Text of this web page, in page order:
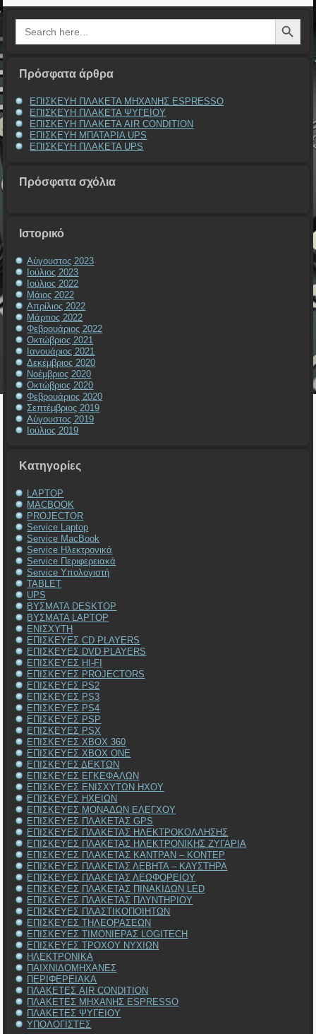
Search
for:
Search Button
Πρόσφατα άρθρα
ΕΠΙΣΚΕΥΗ ΠΛΑΚΕΤΑ ΜΗΧΑΝΗΣ ESPRESSO
ΕΠΙΣΚΕΥΗ ΠΛΑΚΕΤΑ ΨΥΓΕΙΟΥ
ΕΠΙΣΚΕΥΗ ΠΛΑΚΕΤΑ AIR CONDITION
ΕΠΙΣΚΕΥΗ ΜΠΑΤΑΡΙΑ UPS
ΕΠΙΣΚΕΥΗ ΠΛΑΚΕΤΑ UPS
Πρόσφατα σχόλια
Ιστορικό
Αύγουστος 2023
Ιούλιος 2023
Ιούλιος 2022
Μάιος 2022
Απρίλιος 2022
Μάρτιος 2022
Φεβρουάριος 2022
Οκτώβριος 2021
Ιανουάριος 2021
Δεκέμβριος 2020
Νοέμβριος 2020
Οκτώβριος 2020
Φεβρουάριος 2020
Σεπτέμβριος 2019
Αύγουστος 2019
Ιούλιος 2019
Kατηγορίες
LAPTOP
MACBOOK
PROJECTOR
Service Laptop
Service MacBook
Service Ηλεκτρονικά
Service Περιφερειακά
Service Υπολογιστή
TABLET
UPS
ΒΥΣΜΑΤΑ DESKTOP
ΒΥΣΜΑΤΑ LAPTOP
ΕΝΙΣΧΥΤΗ
ΕΠΙΣΚΕΥΕΣ CD PLAYERS
ΕΠΙΣΚΕΥΕΣ DVD PLAYERS
ΕΠΙΣΚΕΥΕΣ HI-FI
ΕΠΙΣΚΕΥΕΣ PROJECTORS
ΕΠΙΣΚΕΥΕΣ PS2
ΕΠΙΣΚΕΥΕΣ PS3
ΕΠΙΣΚΕΥΕΣ PS4
ΕΠΙΣΚΕΥΕΣ PSP
ΕΠΙΣΚΕΥΕΣ PSX
ΕΠΙΣΚΕΥΕΣ XBOX 360
ΕΠΙΣΚΕΥΕΣ XBOX ONE
ΕΠΙΣΚΕΥΕΣ ΔΕΚΤΩΝ
ΕΠΙΣΚΕΥΕΣ ΕΓΚΕΦΑΛΩΝ
ΕΠΙΣΚΕΥΕΣ ΕΝΙΣΧΥΤΩΝ ΗΧΟΥ
ΕΠΙΣΚΕΥΕΣ ΗΧΕΙΩΝ
ΕΠΙΣΚΕΥΕΣ ΜΟΝΑΔΩΝ ΕΛΕΓΧΟΥ
ΕΠΙΣΚΕΥΕΣ ΠΛΑΚΕΤΑΣ GPS
ΕΠΙΣΚΕΥΕΣ ΠΛΑΚΕΤΑΣ ΗΛΕΚΤΡΟΚΟΛΛΗΣΗΣ
ΕΠΙΣΚΕΥΕΣ ΠΛΑΚΕΤΑΣ ΗΛΕΚΤΡΟΝΙΚΗΣ ΖΥΓΑΡΙΑ
ΕΠΙΣΚΕΥΕΣ ΠΛΑΚΕΤΑΣ ΚΑΝΤΡΑΝ – ΚΟΝΤΕΡ
ΕΠΙΣΚΕΥΕΣ ΠΛΑΚΕΤΑΣ ΛΕΒΗΤΑ – ΚΑΥΣΤΗΡΑ
ΕΠΙΣΚΕΥΕΣ ΠΛΑΚΕΤΑΣ ΛΕΩΦΟΡΕΙΟΥ
ΕΠΙΣΚΕΥΕΣ ΠΛΑΚΕΤΑΣ ΠΙΝΑΚΙΔΩΝ LED
ΕΠΙΣΚΕΥΕΣ ΠΛΑΚΕΤΑΣ ΠΛΥΝΤΗΡΙΟΥ
ΕΠΙΣΚΕΥΕΣ ΠΛΑΣΤΙΚΟΠΟΙΗΤΩΝ
ΕΠΙΣΚΕΥΕΣ ΤΗΛΕΟΡΑΣΕΩΝ
ΕΠΙΣΚΕΥΕΣ ΤΙΜΟΝΙΕΡΑΣ LOGITECH
ΕΠΙΣΚΕΥΕΣ ΤΡΟΧΟΥ ΝΥΧΙΩΝ
ΗΛΕΚΤΡΟΝΙΚΑ
ΠΑΙΧΝΙΔΟΜΗΧΑΝΕΣ
ΠΕΡΙΦΕΡΕΙΑΚΑ
ΠΛΑΚΕΤΕΣ AIR CONDITION
ΠΛΑΚΕΤΕΣ ΜΗΧΑΝΗΣ ESPRESSO
ΠΛΑΚΕΤΕΣ ΨΥΓΕΙΟΥ
ΥΠΟΛΟΓΙΣΤΕΣ